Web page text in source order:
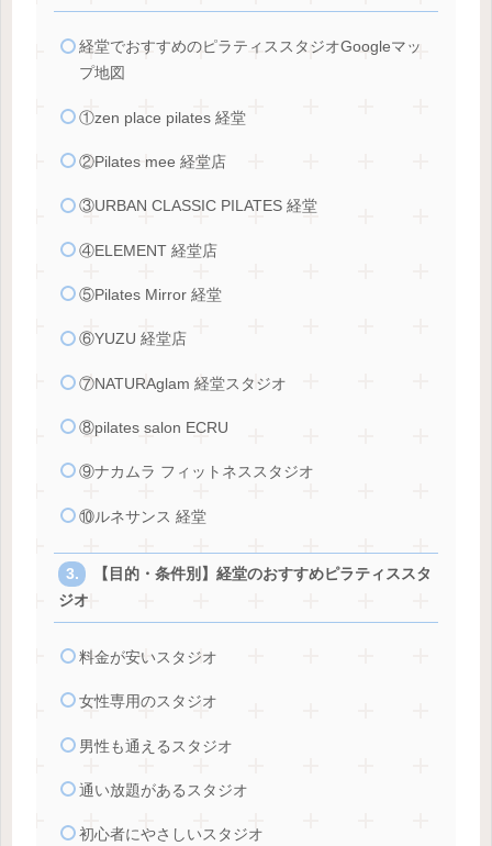
経堂でおすすめのピラティススタジオGoogleマッ
プ地図
①zen place pilates 経堂
②Pilates mee 経堂店
③URBAN CLASSIC PILATES 経堂
④ELEMENT 経堂店
⑤Pilates Mirror 経堂
⑥YUZU 経堂店
⑦NATURAglam 経堂スタジオ
⑧pilates salon ECRU
⑨ナカムラ フィットネススタジオ
⑩ルネサンス 経堂
【目的・条件別】経堂のおすすめピラティススタ
ジオ
料金が安いスタジオ
女性専用のスタジオ
男性も通えるスタジオ
通い放題があるスタジオ
初心者にやさしいスタジオ